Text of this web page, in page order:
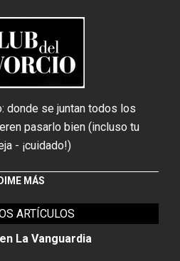
donde se juntan todos los
pasarlo bien (incluso tu
- ¡cuidado!)
DIME MÁS
ARTÍCULOS
La Vanguardia